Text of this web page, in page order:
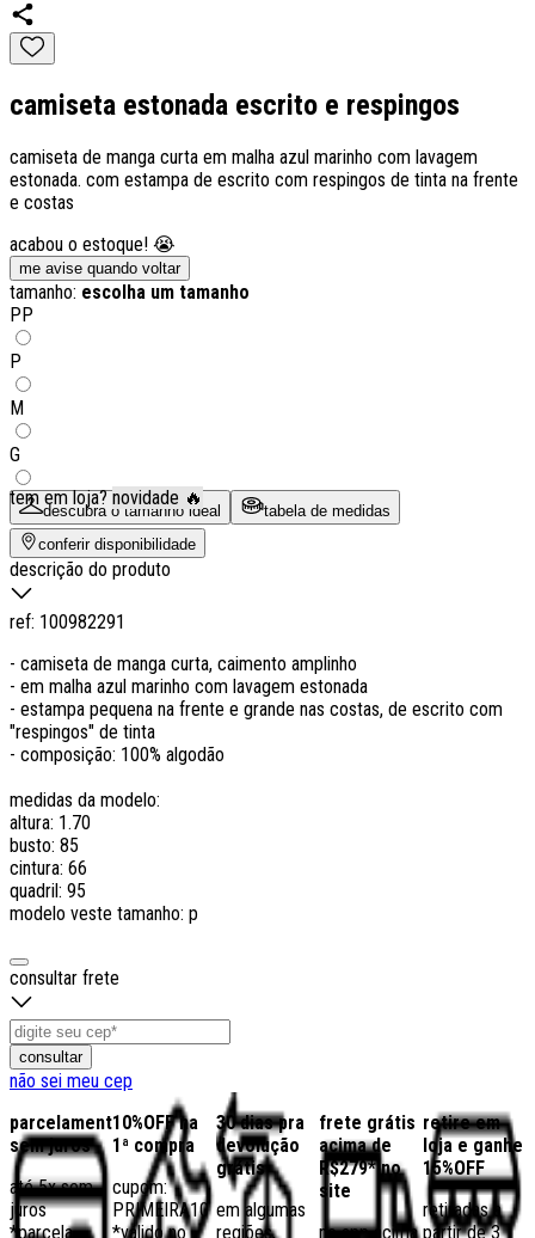
camiseta estonada escrito e respingos
camiseta de manga curta em malha azul marinho com lavagem
estonada. com estampa de escrito com respingos de tinta na frente
e costas
acabou o estoque! 😭
me avise quando voltar
tamanho: escolha um tamanho
PP
P
M
G
descubra o tamanho ideal tabela de medidas
tem em loja? novidade 🔥
conferir disponibilidade
descrição do produto
ref: 100982291
- camiseta de manga curta, caimento amplinho
- em malha azul marinho com lavagem estonada
- estampa pequena na frente e grande nas costas, de escrito com
"respingos" de tinta
- composição: 100% algodão
medidas da modelo:
altura: 1.70
busto: 85
cintura: 66
quadril: 95
modelo veste tamanho: p
consultar frete
consultar
não sei meu cep
parcelamento
sem juros
até 5x sem
juros
*parcela
10%OFF na
1ª compra
cupom:
PRIMEIRA10
*válido no
30 dias pra
devolução
grátis
em algumas
regiões,
frete grátis
acima de
R$279* no
site
no app acima
retire em
loja e ganhe
15%OFF
retiradas a
partir de 3